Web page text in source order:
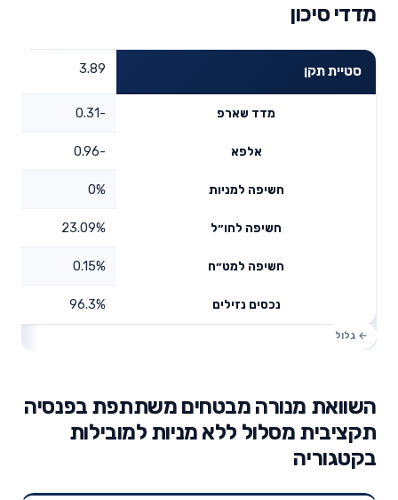
מדדי סיכון
סטיית תקן 3.89
מדד שארפ -0.31
אלפא -0.96
חשיפה למניות 0%
חשיפה לחו״ל 23.09%
חשיפה למט״ח 0.15%
נכסים נזילים 96.3%
השוואת מנורה מבטחים משתתפת בפנסיה
תקציבית מסלול ללא מניות למובילות
בקטגוריה